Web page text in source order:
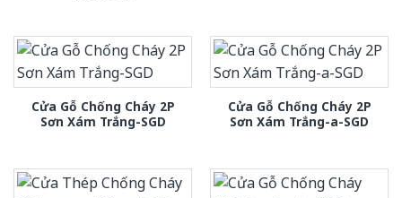
Cửa Gỗ Chống Cháy 2P
Sơn Xám Trắng-SGD
Cửa Gỗ Chống Cháy 2P
Sơn Xám Trắng-a-SGD